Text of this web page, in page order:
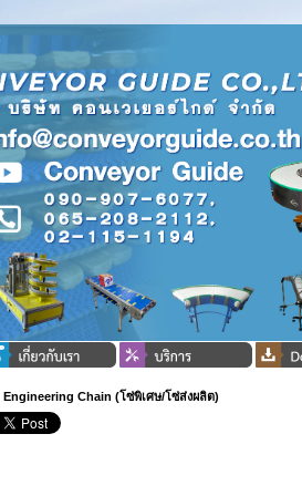
Engineering Chain (โซ่พิเศษ/โซ่ส่งผลิต)